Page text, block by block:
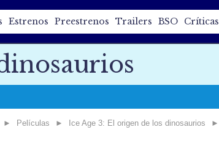
Estrenos Preestrenos Trailers BSO Críticas
► Películas ► Ice Age 3: El origen de los dinosaurios ►